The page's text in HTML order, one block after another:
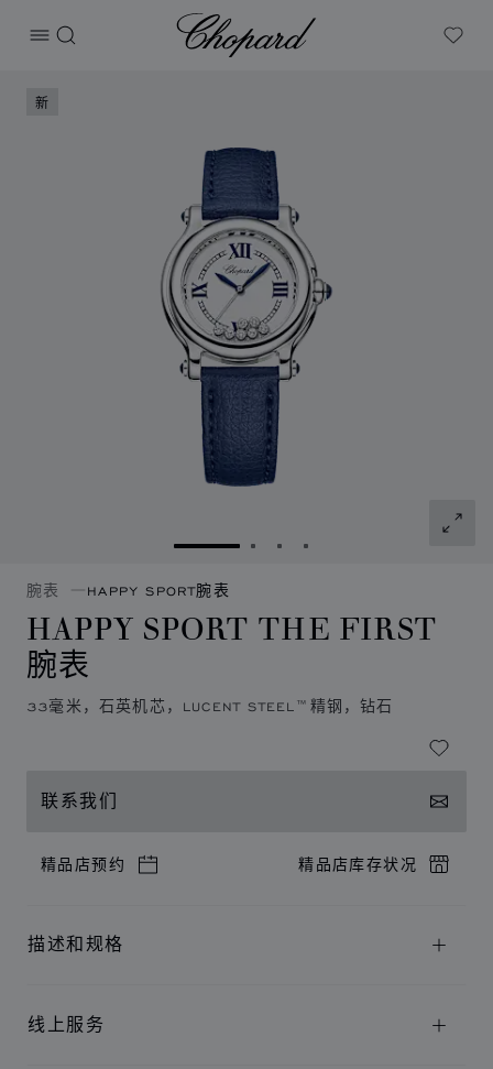
打开菜单
搜索
Chopard
My
转到幻灯片 1转到幻灯片 2
转到幻灯片 3
转到幻灯片 4
新
腕表 HAPPY SPORT腕表
HAPPY SPORT THE FIRST
腕表
33毫米，石英机芯，LUCENT STEEL™精钢，钻石
联系我们
精品店预约 精品店库存状况
描述和规格
线上服务